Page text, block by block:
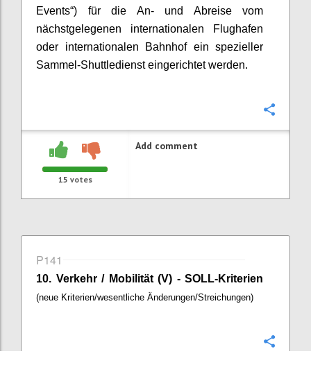
Events“) für die An- und Abreise vom
nächstgelegenen internationalen Flughafen
oder internationalen Bahnhof ein spezieller
Sammel-Shuttledienst eingerichtet werden.
15 votes
Add comment
P141
10. Verkehr / Mobilität (V) - SOLL-Kriterien
(neue Kriterien/wesentliche Änderungen/Streichungen)